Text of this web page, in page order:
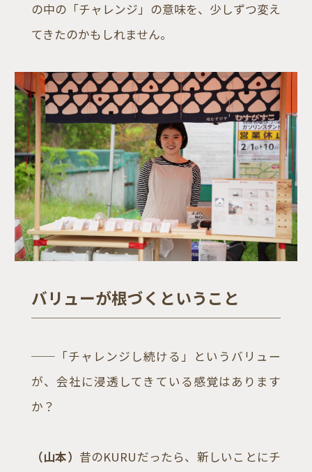
の中の「チャレンジ」の意味を、少しずつ変え
てきたのかもしれません。
バリューが根づくということ
──「チャレンジし続ける」というバリュー
が、会社に浸透してきている感覚はあります
か？
（山本） 昔のKURUだったら、新しいことにチ